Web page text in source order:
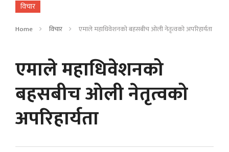
विचार
Home विचार एमाले महाधिवेशनको बहसबीच ओली नेतृत्वको अपरिहार्यता
एमाले महाधिवेशनको
बहसबीच ओली नेतृत्वको
अपरिहार्यता